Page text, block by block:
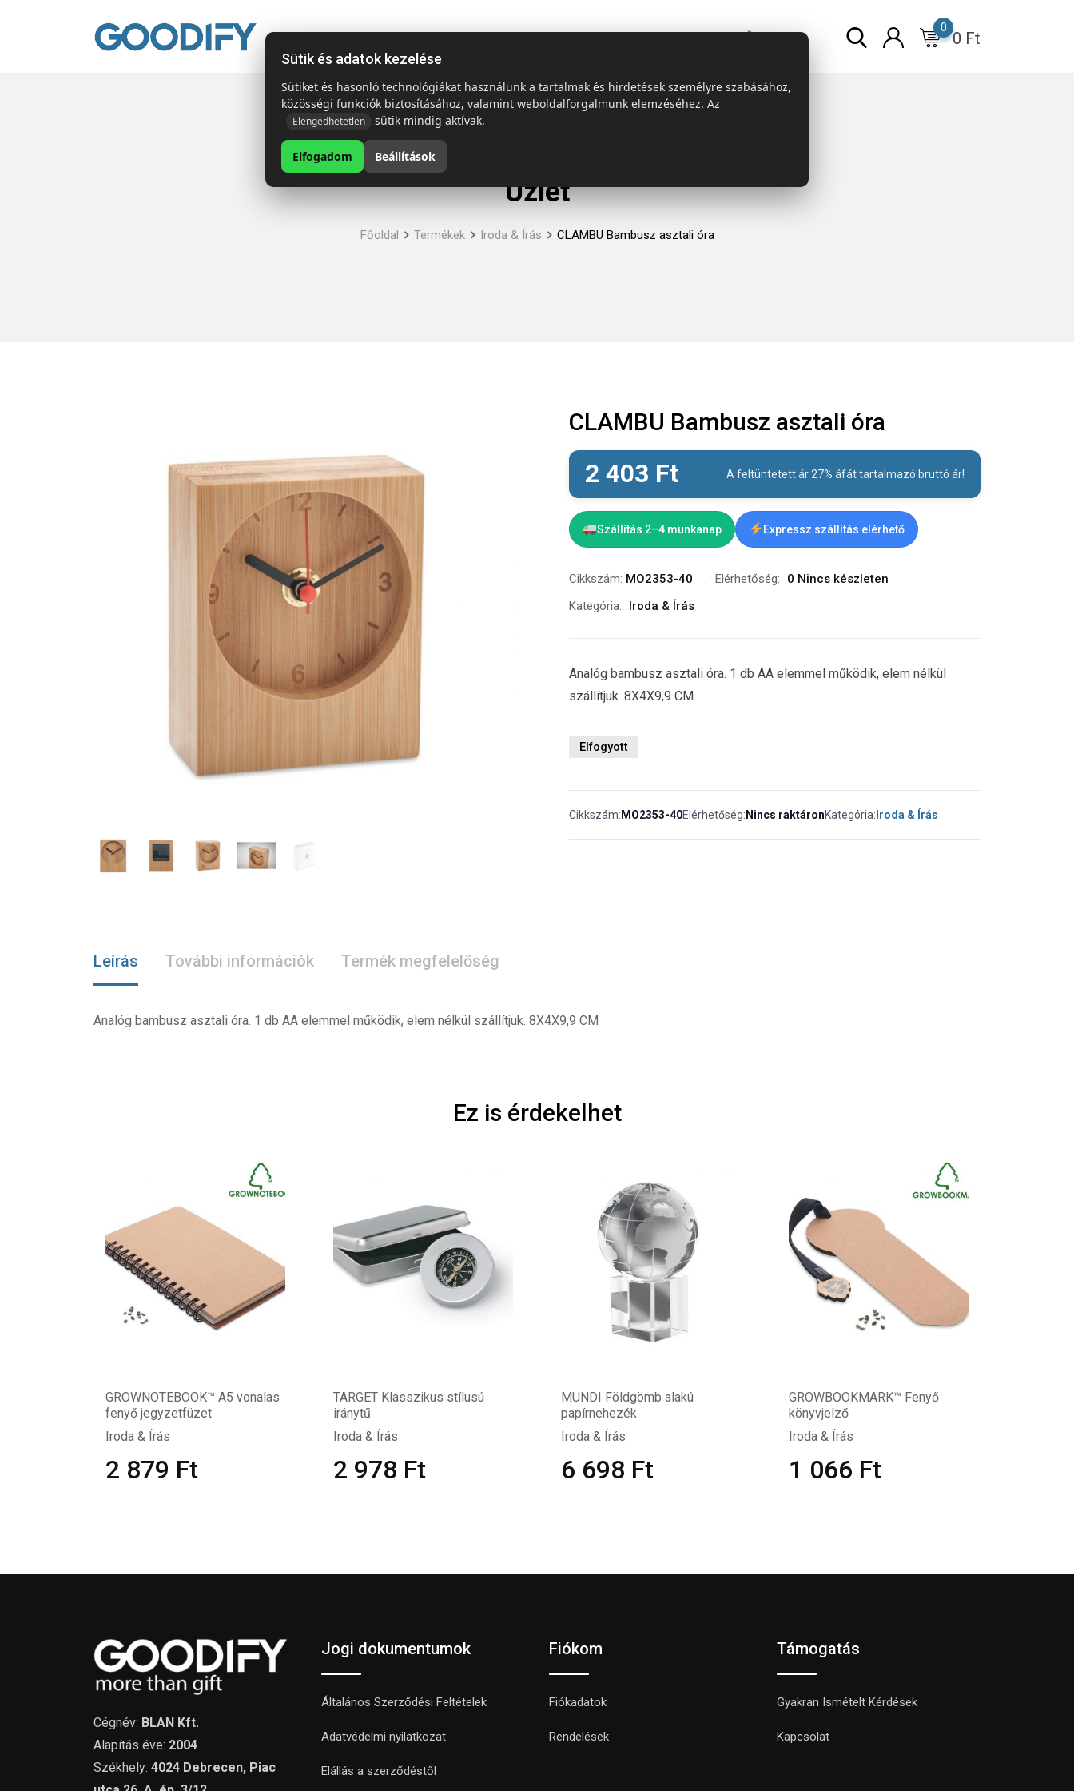
Kezdőlap Termékek Emblémázás és szállítás Tech = Kedvező ár ESG 0 Ft
0
Üzlet
Főoldal Termékek Iroda & Írás CLAMBU Bambusz asztali óra
CLAMBU Bambusz asztali óra
2 403 Ft A feltüntetett ár 27% áfát tartalmazó bruttó ár!
Szállítás 2–4 munkanap Expressz szállítás elérhető
Cikkszám: MO2353-40 Elérhetőség:
0 Nincs készleten
Kategória:
Iroda & Írás
Analóg bambusz asztali óra. 1 db AA elemmel működik, elem nélkül
szállítjuk. 8X4X9,9 CM
Elfogyott
Cikkszám: MO2353-40Elérhetőség: Nincs raktáronKategória: Iroda & Írás
Leírás További információk Termék megfelelőség
Analóg bambusz asztali óra. 1 db AA elemmel működik, elem nélkül szállítjuk. 8X4X9,9 CM
Ez is érdekelhet
GROWNOTEBOOK™ A5 vonalas
fenyő jegyzetfüzet
Iroda & Írás
2 879 Ft
TARGET Klasszikus stílusú
iránytű
Iroda & Írás
2 978 Ft
MUNDI Földgömb alakú
papírnehezék
Iroda & Írás
6 698 Ft
GROWBOOKMARK™ Fenyő
könyvjelző
Iroda & Írás
1 066 Ft
Cégnév: BLAN Kft.
Alapítás éve: 2004
Székhely: 4024 Debrecen, Piac
Jogi dokumentumok
Általános Szerződési Feltételek
Adatvédelmi nyilatkozat
Elállás a szerződéstől
Fiókom
Fiókadatok
Rendelések
Támogatás
Gyakran Ismételt Kérdések
Kapcsolat
Sütik és adatok kezelése
Sütiket és hasonló technológiákat használunk a tartalmak és hirdetések személyre szabásához,
közösségi funkciók biztosításához, valamint weboldalforgalmunk elemzéséhez. Az
Elengedhetetlen sütik mindig aktívak.
Elfogadom Beállítások